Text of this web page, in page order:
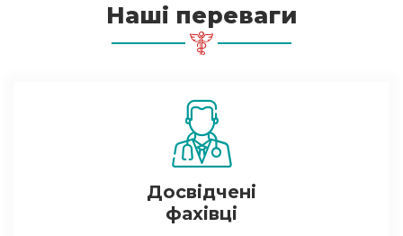
Наші переваги
Досвідчені
фахівці